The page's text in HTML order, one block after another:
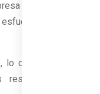
se torna más
su talento
que implica una
de la